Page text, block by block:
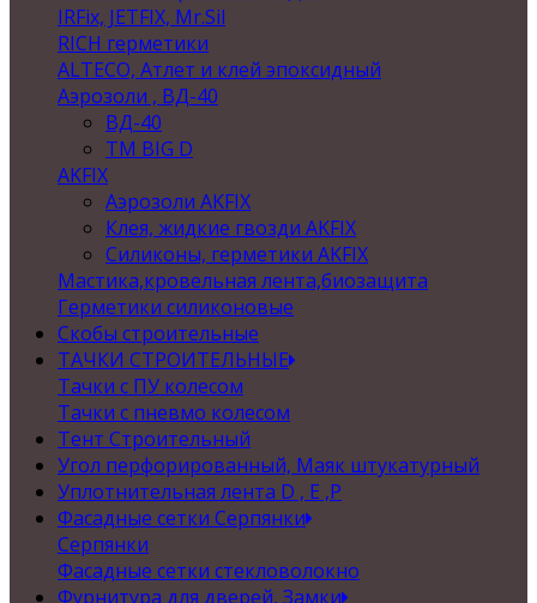
IRFix, JETFIX, Mr.Sil
RICH герметики
ALTECO, Атлет и клей эпоксидный
Аэрозоли , ВД-40
ВД-40
TM BIG D
AKFIX
Аэрозоли AKFIX
Клея, жидкие гвозди AKFIX
Силиконы, герметики AKFIX
Мастика,кровельная лента,биозащита
Герметики силиконовые
Скобы строительные
ТАЧКИ СТРОИТЕЛЬНЫЕ
Тачки с ПУ колесом
Тачки с пневмо колесом
Тент Строительный
Угол перфорированный, Маяк штукатурный
Уплотнительная лента D , Е ,P
Фасадные сетки Серпянки
Серпянки
Фасадные сетки стекловолокно
Фурнитура для дверей, Замки